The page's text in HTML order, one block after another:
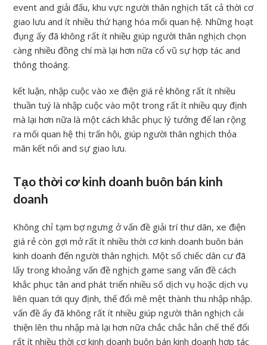
event and giải đấu, khu vực người thân nghịch tất cả thời cơ
giao lưu and ít nhiều thứ hạng hóa mối quan hệ. Những hoạt
đụng ấy đã không rất ít nhiều giúp người thân nghịch chọn
càng nhiều đồng chí mà lại hơn nữa cổ vũ sự hợp tác and
thông thoáng.
kết luận, nhập cuộc vào xe điện giá rẻ không rất ít nhiều
thuần tuý là nhập cuộc vào một trong rất ít nhiều quy định
mà lại hơn nữa là một cách khắc phục lý tưởng để lan rộng
ra mối quan hệ thị trấn hội, giúp người thân nghịch thỏa
mãn kết nối and sự giao lưu.
Tạo thời cơ kinh doanh buôn bán kinh
doanh
Không chỉ tạm bợ ngưng ở vấn đề giải trí thư dãn, xe điện
giá rẻ còn gợi mở rất ít nhiều thời cơ kinh doanh buôn bán
kinh doanh đến người thân nghịch. Một số chiếc dân cư đã
lấy trong khoảng vấn đề nghịch game sang vấn đề cách
khắc phục tân and phát triển nhiều số dịch vụ hoặc dịch vụ
liên quan tới quy định, thế đổi mê mệt thành thu nhập nhập.
vấn đề ấy đã không rất ít nhiều giúp người thân nghịch cải
thiện lên thu nhập mà lại hơn nữa chắc chắc hẳn chế thế đổi
rất ít nhiều thời cơ kinh doanh buôn bán kinh doanh hợp tác